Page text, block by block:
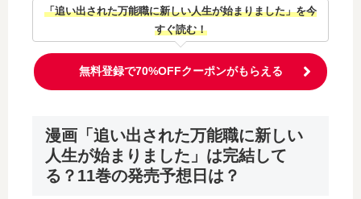
「追い出された万能職に新しい人生が始まりました」を今
すぐ読む！
無料登録で70%OFFクーポンがもらえる
漫画「追い出された万能職に新しい
人生が始まりました」は完結して
る？11巻の発売予想日は？